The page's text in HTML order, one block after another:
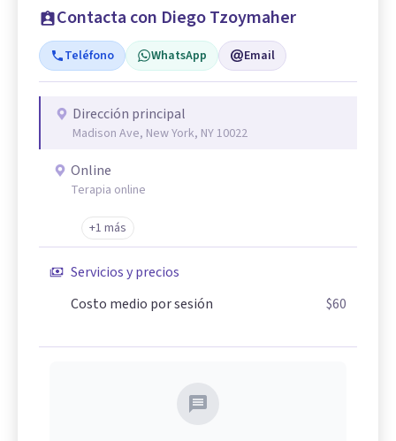
Contacta con Diego Tzoymaher
Teléfono WhatsApp Email
Dirección principal
Madison Ave, New York, NY 10022
Online
Terapia online
+1 más
Servicios y precios
Costo medio por sesión
$60